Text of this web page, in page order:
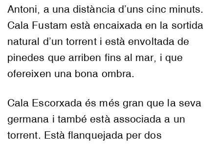
Antoni, a una distància d’uns cinc minuts.
Cala Fustam està encaixada en la sortida
natural d’un torrent i està envoltada de
pinedes que arriben fins al mar, i que
ofereixen una bona ombra.
Cala Escorxada és més gran que la seva
germana i també està associada a un
torrent. Està flanquejada per dos